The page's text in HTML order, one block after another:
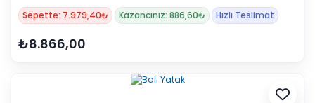
Sepette: 7.979,40₺ Kazancınız: 886,60₺ Hızlı Teslimat
₺8.866,00